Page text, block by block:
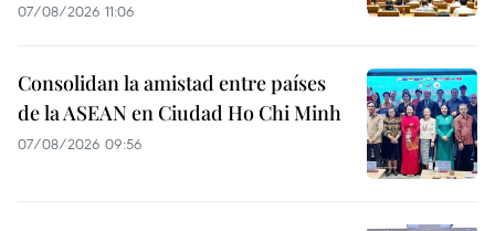
07/08/2026 11:06
Consolidan la amistad entre países
de la ASEAN en Ciudad Ho Chi Minh
07/08/2026 09:56